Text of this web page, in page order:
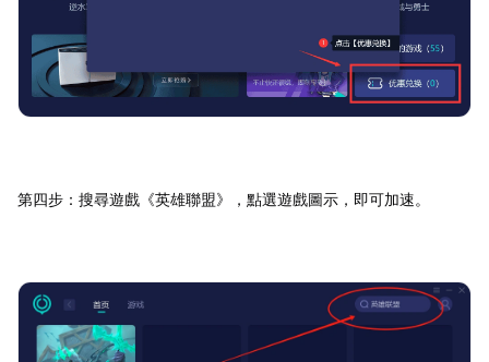
第四步：搜尋遊戲《英雄聯盟》，點選遊戲圖示，即可加速。